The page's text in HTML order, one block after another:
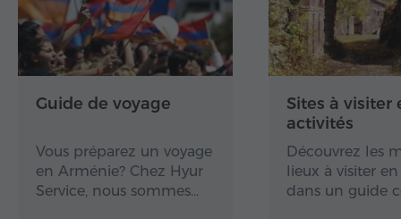
Guide de voyage
Vous préparez un voyage
en Arménie? Chez Hyur
Service, nous sommes…
Sites à visiter
activités
Découvrez les
lieux à visiter
dans un guide